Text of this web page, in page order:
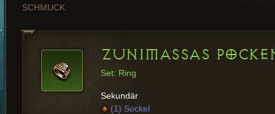
SCHMUCK
ZUNIMASSAS
Set: Ring
Sekundär
(1) Sockel